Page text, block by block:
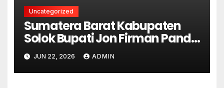
Uncategorized
Sumatera Barat Kabupaten
Solok Bupati Jon Firman Pandu
Pimpin Apel, Sensus Ekonomi
2026 Resmi Bergulir di Solok
JUN 22, 2026 ADMIN